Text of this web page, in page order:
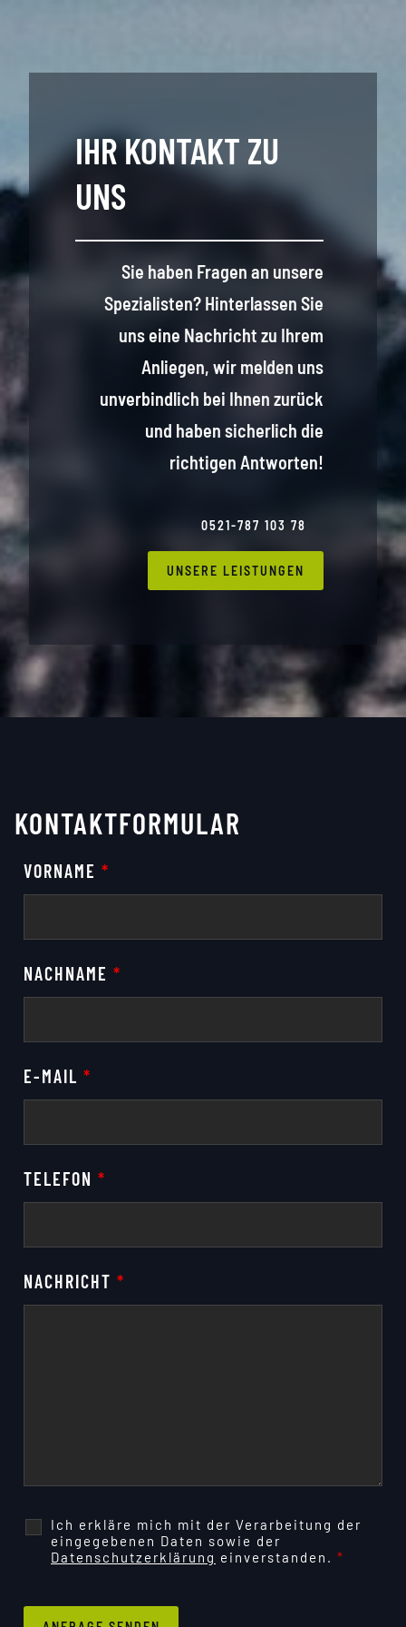
IHR KONTAKT ZU
UNS
Sie haben Fragen an unsere
Spezialisten? Hinterlassen Sie
uns eine Nachricht zu Ihrem
Anliegen, wir melden uns
unverbindlich bei Ihnen zurück
und haben sicherlich die
richtigen Antworten!
0521-787 103 78
UNSERE LEISTUNGEN
KONTAKTFORMULAR
VORNAME *
NACHNAME *
E-MAIL *
TELEFON *
NACHRICHT *
Ich erkläre mich mit der Verarbeitung der
eingegebenen Daten sowie der
Datenschutzerklärung einverstanden. *